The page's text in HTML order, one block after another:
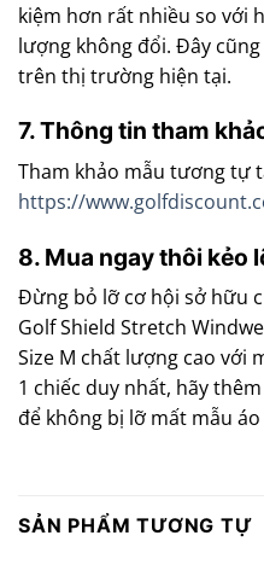
kiệm hơn rất nhiều so với
lượng không đổi. Đây
trên thị trường hiện tại.
7. Thông tin tham
Tham khảo mẫu tương tự
https://
8. Mua ngay thôi kẻo
Đừng bỏ lỡ cơ hội sở hữu
Golf Shield Stretch
Size M chất lượng cao với
1 chiếc duy nhất, hãy
để không bị lỡ mất mẫu
SẢN PHẨM TƯƠNG TỰ